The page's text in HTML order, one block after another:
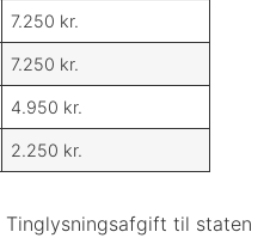
7.250 kr.
7.250 kr.
4.950 kr.
2.250 kr.
Tinglysningsafgift til staten